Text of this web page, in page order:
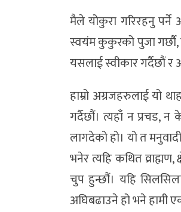
मैले योकुरा गरिरहनु
स्वयंम कुकुरको पुजा गर्छौ,
यसलाई स्वीकार गर्दैछौं र
हाम्रो अग्रजहरुलाई यो
गर्दैछौं। त्यहाँ न प्रचड,
लागदेको हो। यो त
भनेर त्यहि कथित
चुप हुन्छौं। यहि
अघिबढाउने हो भने